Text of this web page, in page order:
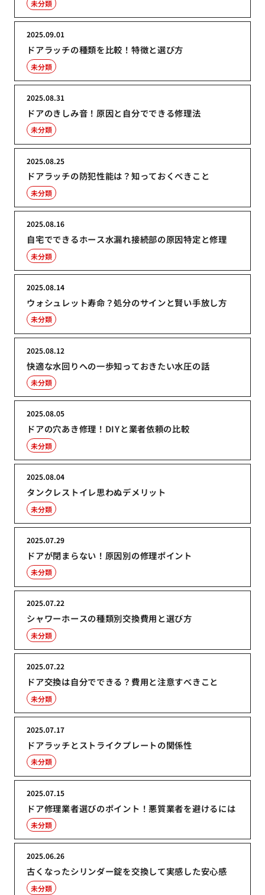
未分類
ドアラッチの種類を比較！特徴と選び方
2025.09.01
未分類
ドアのきしみ音！原因と自分でできる修理法
2025.08.31
未分類
ドアラッチの防犯性能は？知っておくべきこと
2025.08.25
未分類
自宅でできるホース水漏れ接続部の原因特定と修理
2025.08.16
未分類
ウォシュレット寿命？処分のサインと賢い手放し方
2025.08.14
未分類
快適な水回りへの一歩知っておきたい水圧の話
2025.08.12
未分類
ドアの穴あき修理！DIYと業者依頼の比較
2025.08.05
未分類
タンクレストイレ思わぬデメリット
2025.08.04
未分類
ドアが閉まらない！原因別の修理ポイント
2025.07.29
未分類
シャワーホースの種類別交換費用と選び方
2025.07.22
未分類
ドア交換は自分でできる？費用と注意すべきこと
2025.07.22
未分類
ドアラッチとストライクプレートの関係性
2025.07.17
未分類
ドア修理業者選びのポイント！悪質業者を避けるには
2025.07.15
未分類
古くなったシリンダー錠を交換して実感した安心感
2025.06.26
未分類